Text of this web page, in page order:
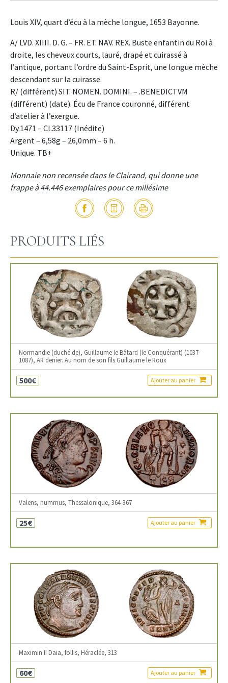
Louis XIV, quart d’écu à la mèche longue, 1653 Bayonne.
A/ LVD. XIIII. D. G. – FR. ET. NAV. REX. Buste enfantin du Roi à
droite, les cheveux courts, lauré, drapé et cuirassé à
l’antique, portant l’ordre du Saint-Esprit, une longue mèche
descendant sur la cuirasse.
R/ (différent) SIT. NOMEN. DOMINI. – .BENEDICTVM
(différent) (date). Écu de France couronné, différent
d’atelier à l’exergue.
Dy.1471 – Cl.33117 (Inédite)
Argent – 6,58g – 26,0mm – 6 h.
Unique. TB+
Monnaie non recensée dans le Clairand, qui donne une
frappe à 44.446 exemplaires pour ce millésime
PRODUITS LIÉS
Normandie (duché de), Guillaume le Bâtard (le Conquérant) (1037-
1087), AR denier. Au nom de son fils Guillaume le Roux
500€ Ajouter au panier
Valens, nummus, Thessalonique, 364-367
25€ Ajouter au panier
Maximin II Daia, follis, Héraclée, 313
60€ Ajouter au panier